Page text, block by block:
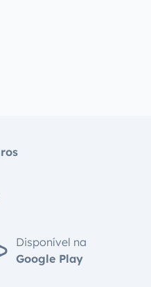
Disponível na
Google Play